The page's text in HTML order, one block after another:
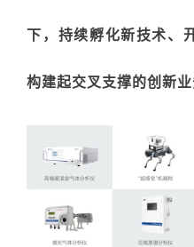
下，持续孵化新技术、
构建起交叉支撑的创新业